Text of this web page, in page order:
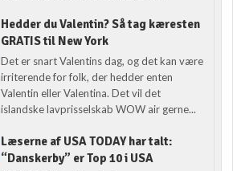
Hedder du Valentin? Så tag kæresten
GRATIS til New York
Det er snart Valentins dag, og det kan være
irriterende for folk, der hedder enten
Valentin eller Valentina. Det vil det
islandske lavprisselskab WOW air gerne...
Læserne af USA TODAY har talt:
“Danskerby” er Top 10 i USA